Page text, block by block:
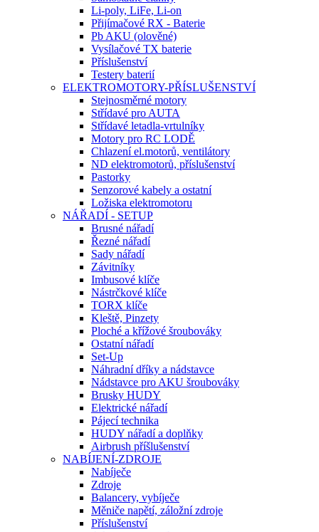
Li-poly, LiFe, Li-on
Přijímačové RX - Baterie
Pb AKU (olověné)
Vysílačové TX baterie
Příslušenství
Testery baterií
ELEKTROMOTORY-PŘÍSLUŠENSTVÍ
Stejnosměrné motory
Střídavé pro AUTA
Střídavé letadla-vrtulníky
Motory pro RC LODĚ
Chlazení el.motorů, ventilátory
ND elektromotorů, příslušenství
Pastorky
Senzorové kabely a ostatní
Ložiska elektromotoru
NÁŘADÍ - SETUP
Brusné nářadí
Řezné nářadí
Sady nářadí
Závitníky
Imbusové klíče
Nástrčkové klíče
TORX klíče
Kleště, Pinzety
Ploché a křížové šroubováky
Ostatní nářadí
Set-Up
Náhradní dříky a nádstavce
Nádstavce pro AKU šroubováky
Brusky HUDY
Elektrické nářadí
Pájecí technika
HUDY nářadí a doplňky
Airbrush příšlušenství
NABÍJENÍ-ZDROJE
Nabíječe
Zdroje
Balancery, vybíječe
Měniče napětí, záložní zdroje
Příslušenství